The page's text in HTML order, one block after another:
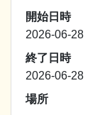
開始日時
2026-06-28
終了日時
2026-06-28
場所